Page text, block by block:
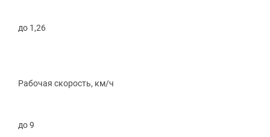
до 1,26
Рабочая скорость, км/ч
до 9